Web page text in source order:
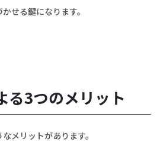
せる鍵になります。
る3つのメリット
メリットがあります。